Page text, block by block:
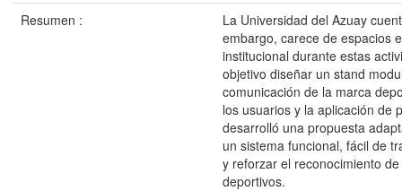
Resumen :
La Universidad del Azuay
embargo, carece de espacios
institucional durante estas
objetivo diseñar un stand
comunicación de la marca
los usuarios y la aplicación de
desarrolló una propuesta
un sistema funcional, fácil de
y reforzar el reconocimiento
deportivos.